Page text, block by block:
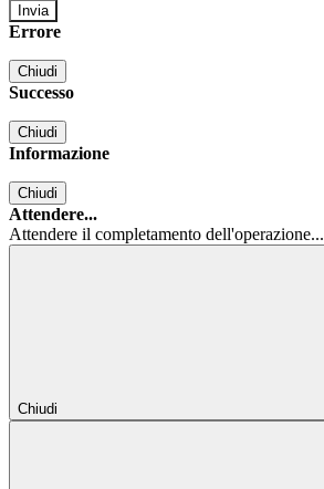
Errore
Chiudi
Successo
Chiudi
Informazione
Chiudi
Attendere...
Attendere il completamento dell'operazione...
Chiudi